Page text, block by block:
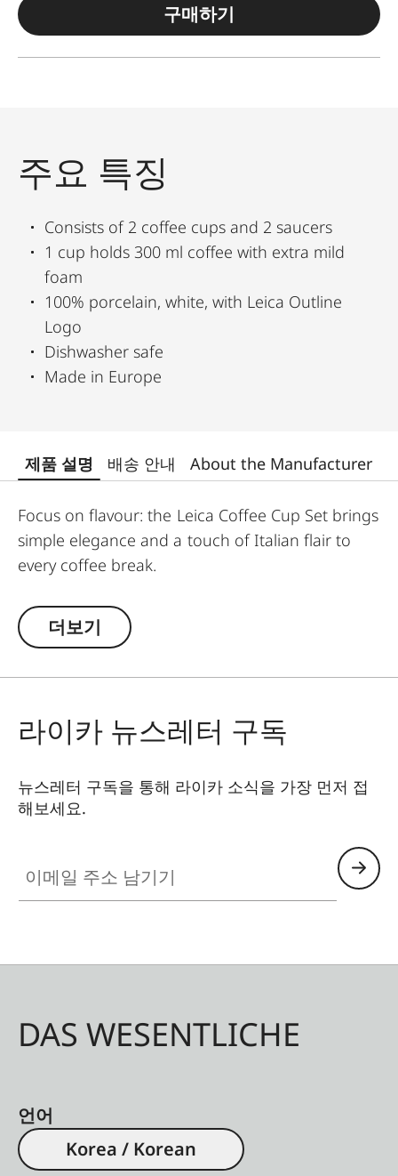
구매하기
주요 특징
Consists of 2 coffee cups and 2 saucers
1 cup holds 300 ml coffee with extra mild
foam
100% porcelain, white, with Leica Outline
Logo
Dishwasher safe
Made in Europe
제품 설명 배송 안내 About the Manufacturer
Focus on flavour: the Leica Coffee Cup Set brings
simple elegance and a touch of Italian flair to
every coffee break.
더보기
라이카 뉴스레터 구독
뉴스레터 구독을 통해 라이카 소식을 가장 먼저 접
해보세요.
DAS WESENTLICHE
언어
Korea / Korean